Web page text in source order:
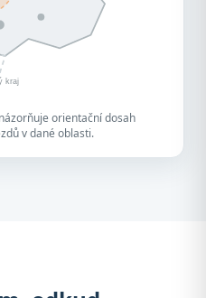
kraj
orientační dosah
v dané oblasti.